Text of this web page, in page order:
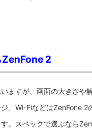
ZenFone 2
ますが、画面の大きさや
、Wi-FiなどはZenFone 2
。スペックで選ぶなら